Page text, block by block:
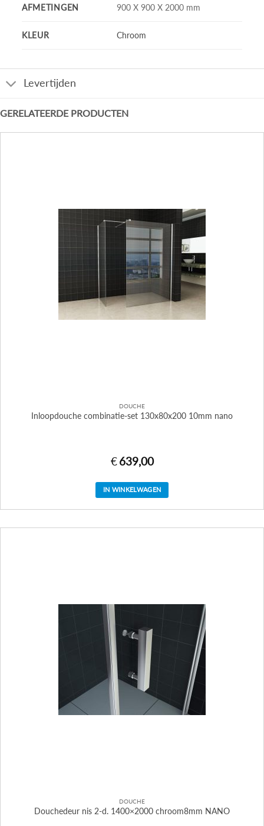
AFMETINGEN 900 X 900 X 2000 mm
KLEUR Chroom
Levertijden
GERELATEERDE PRODUCTEN
DOUCHE
Inloopdouche combinatie-set 130x80x200 10mm nano
€ 639,00
IN WINKELWAGEN
DOUCHE
Douchedeur nis 2-d. 1400×2000 chroom8mm NANO